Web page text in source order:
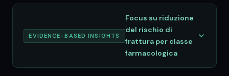
EVIDENCE-BASED INSIGHTS
Focus su riduzione
del rischio di
frattura per classe
farmacologica